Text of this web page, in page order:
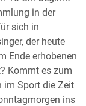
in der
sich in
der heute
Ende erhobenen
Kommt es zum
im Sport die Zeit
ins